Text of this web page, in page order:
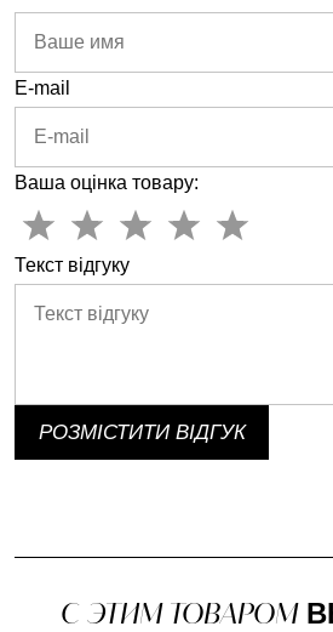
E-mail
Ваша оцінка товару:
Текст відгуку
РОЗМІСТИТИ ВІДГУК
С ЭТИМ ТОВАРОМ